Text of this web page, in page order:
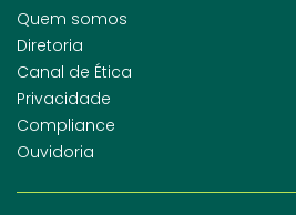
Quem somos
Diretoria
Canal de Ética
Privacidade
Compliance
Ouvidoria